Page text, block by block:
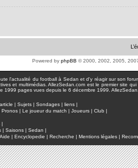
Powered by phpBB © 2000, 2002, 2005,
l'actualité du football à Sedan et d'y réagir sur son
et multimédias. AllezSedan.com est le premier site
pages vues depuis le 6 décembre 1999.
| Sujets | Sondages | liens |
Pronos | Le joueur du match | Joueurs | Club |
|
| Saisons | Sedan |
Aide | Encyclopedie | Recherche | Mentions légales |